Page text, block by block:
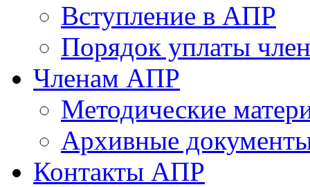
Вступление в АПР
Порядок уплаты
Членам АПР
Методические
Архивные
Контакты АПР